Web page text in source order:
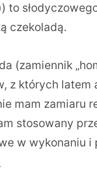
to
czekoladą.
(zamiennik
z których latem
mam zamiaru
stosowany
w wykonaniu i